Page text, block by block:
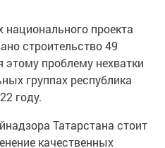
национального проекта
строительство 49
этому проблему нехватки
группах республика
году.
Татарстана стоит
качественных